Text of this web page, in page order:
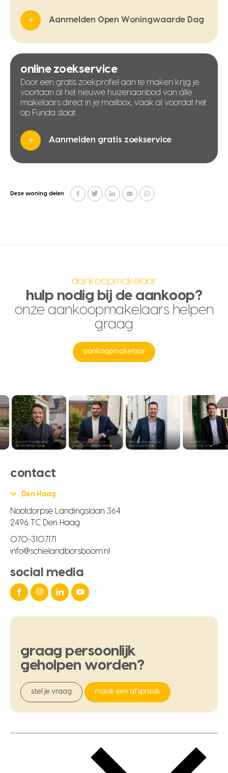
Aanmelden Open Woningwaarde Dag
online zoekservice
Door een gratis zoekprofiel aan te maken krijg je
voortaan ál het nieuwe huizenaanbod van álle
makelaars direct in je mailbox, vaak al voordat het
op Funda staat.
Aanmelden gratis zoekservice
Deze woning delen
aankoopmakelaar
hulp nodig bij de aankoop?
onze aankoopmakelaars helpen
graag
aankoopmakelaar
contact
Den Haag
Nootdorpse Landingslaan 364
2496 TC Den Haag
070-3107171
info@schielandborsboom.nl
social media
graag persoonlijk
geholpen worden?
stel je vraag maak een afspraak